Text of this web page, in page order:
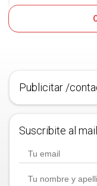
Publicitar /
Suscribite al